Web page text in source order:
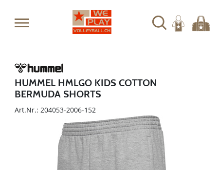
HUMMEL HMLGO KIDS COTTON
BERMUDA SHORTS
Art.Nr.: 204053-2006-152